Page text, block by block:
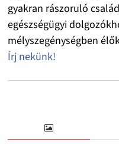
gyakran rászoruló
egészségügyi
mélyszegénységben
Írj nekünk!